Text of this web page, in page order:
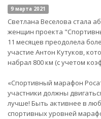
9 марта 2021
Светлана Веселова стала
женщин проекта
11 месяцев преодолела
участие Антон Кутуков,
набрал 800 км (с учетом
«Спортивный марафон
участники должны
лучше! Быть активнее в
спортивных уровней